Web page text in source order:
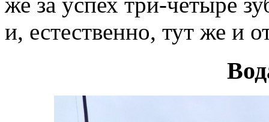
и, естественно, тут же и